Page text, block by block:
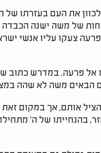
את העם בעזרתו של
של משה ישנה
צעקו עליו אנשי
אל פרעה. במדרש כתוב
הבאים משה לא שהה
אותם, אך במקום זאת
בהנחייתו של ה'